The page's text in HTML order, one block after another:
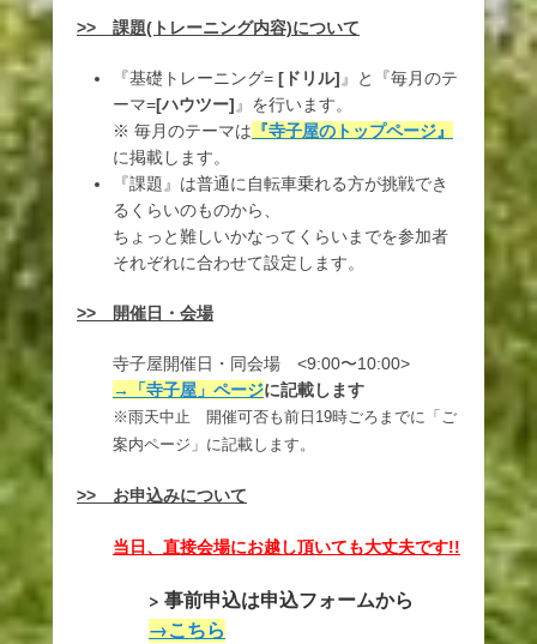
>> 課題(トレーニング内容)について
『基礎トレーニング= [ドリル] 』と『毎月のテ
ーマ=[ハウツー] 』を行います。
※ 毎月のテーマは 『寺子屋のトップページ』
に掲載します。
『課題』は普通に自転車乗れる方が挑戦でき
るくらいのものから、
ちょっと難しいかなってくらいまでを参加者
それぞれに合わせて設定します。
>> 開催日・会場
寺子屋開催日・同会場 <9:00〜10:00>
→「寺子屋」ページに記載します
※雨天中止 開催可否も前日19時ごろまでに「ご
案内ページ」に記載します。
>> お申込みについて
当日、直接会場にお越し頂いても大丈夫です!!
> 事前申込は申込フォームから
→こちら